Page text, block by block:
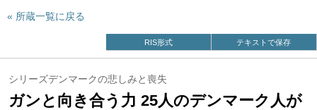
所蔵一覧に戻る
RIS形式 テキストで保存
シリーズデンマークの悲しみと喪失
ガンと向き合う力 25人のデンマーク人が